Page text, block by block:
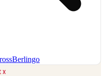
Berlingo